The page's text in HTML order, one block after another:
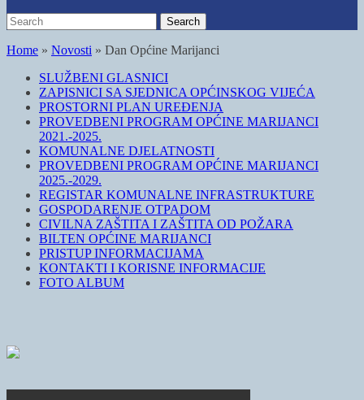
Search
for:
Search
Home » Novosti » Dan Općine Marijanci
SLUŽBENI GLASNICI
ZAPISNICI SA SJEDNICA OPĆINSKOG VIJEĆA
PROSTORNI PLAN UREĐENJA
PROVEDBENI PROGRAM OPĆINE MARIJANCI
2021.-2025.
KOMUNALNE DJELATNOSTI
PROVEDBENI PROGRAM OPĆINE MARIJANCI
2025.-2029.
REGISTAR KOMUNALNE INFRASTRUKTURE
GOSPODARENJE OTPADOM
CIVILNA ZAŠTITA I ZAŠTITA OD POŽARA
BILTEN OPĆINE MARIJANCI
PRISTUP INFORMACIJAMA
KONTAKTI I KORISNE INFORMACIJE
FOTO ALBUM